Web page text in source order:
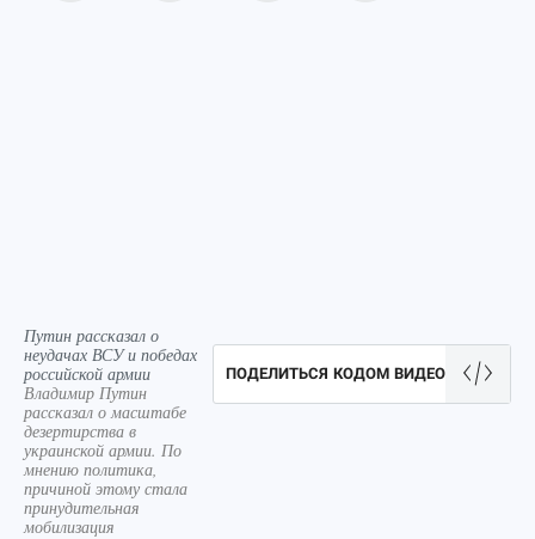
Путин рассказал о
неудачах ВСУ и победах
российской армии
Владимир Путин
рассказал о масштабе
дезертирства в
украинской армии. По
мнению политика,
причиной этому стала
принудительная
мобилизация
ПОДЕЛИТЬСЯ КОДОМ ВИДЕО